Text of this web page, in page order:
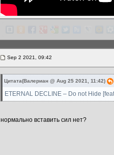
Sep 2 2021, 09:42
Цитата(Валериан @ Aug 25 2021, 11:42)
ETERNAL DECLINE – Do not Hide
нормально вставить сил нет?